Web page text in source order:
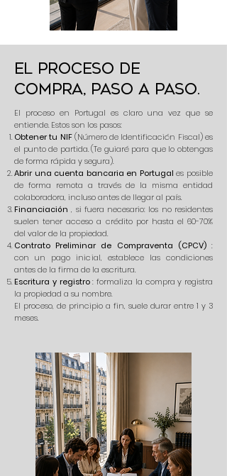
El proceso de
compra, paso a paso.
El proceso en Portugal es claro una vez que se
entiende. Estos son los pasos:
Obtener tu NIF(Número de Identificación Fiscal) es
el punto de partida. (Te guiaré para que lo obtengas
de forma rápida y segura).
Abrir una cuenta bancaria en Portugal es posible
de forma remota a través de la misma entidad
colaboradora, incluso antes de llegar al país.
Financiación , si fuera necesario: los no residentes
suelen tener acceso a crédito por hasta el 60-70%
del valor de la propiedad.
Contrato Preliminar de Compraventa (CPCV):
con un pago inicial, establece las condiciones
antes de la firma de la escritura.
Escritura y registro: formaliza la compra y registra
la propiedad a su nombre.
El proceso, de principio a fin, suele durar entre 1 y 3
meses.